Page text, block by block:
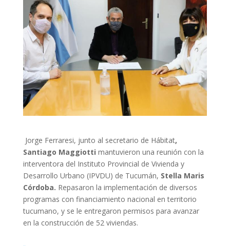
Jorge Ferraresi, junto al secretario de Hábitat,
Santiago Maggiotti mantuvieron una reunión con la
interventora del Instituto Provincial de Vivienda y
Desarrollo Urbano (IPVDU) de Tucumán, Stella Maris
Córdoba. Repasaron la implementación de diversos
programas con financiamiento nacional en territorio
tucumano, y se le entregaron permisos para avanzar
en la construcción de 52 viviendas.